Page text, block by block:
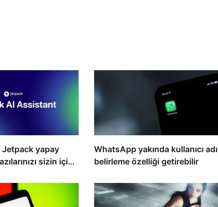
Jetpack yapay
sizin için
WhatsApp yakında kullanıcı adı
belirleme özelliği getirebilir